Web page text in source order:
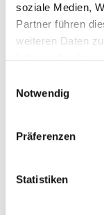
soziale Medien,
Partner führen
weiteren Daten
Cookies, wenn
Notwendig
Präferenzen
Statistiken